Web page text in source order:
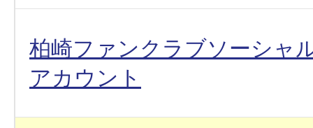
柏崎ファンクラブソーシャ
アカウント